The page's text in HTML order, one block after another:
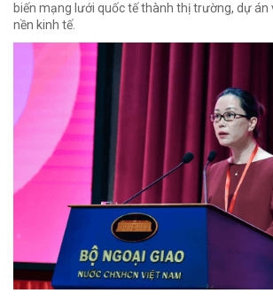
biến mạng lưới quốc tế thành thị trường, dự án
nền kinh tế.